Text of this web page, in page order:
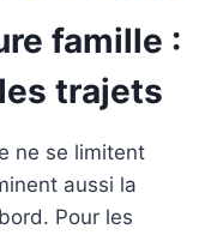
famille :
trajets
ne se limitent
aussi la
Pour les